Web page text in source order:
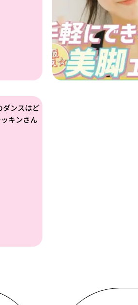
ダンスはど
キンさん